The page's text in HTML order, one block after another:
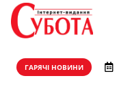
ГАРЯЧІ НОВИНИ